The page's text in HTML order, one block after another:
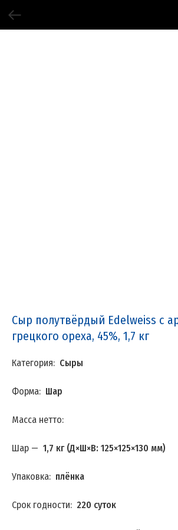
Сыр полутвёрдый Edelweiss с
грецкого ореха, 45%, 1,7 кг
Категория: Сыры
Форма: Шар
Масса нетто:
Шар — 1,7 кг (Д×Ш×В: 125×125×130 мм)
Упаковка: плёнка
Срок годности: 220 суток